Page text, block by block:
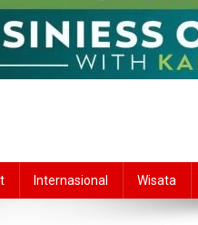
Internasional Wisata